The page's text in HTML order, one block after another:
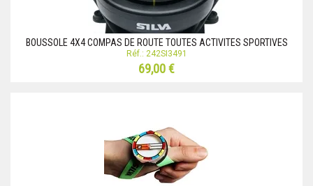
BOUSSOLE 4X4 COMPAS DE ROUTE TOUTES ACTIVITES SPORTIVES
Réf.: 242SI3491
69,00 €